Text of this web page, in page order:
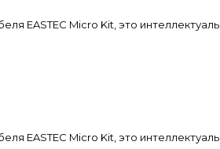
EASTEC Micro Kit, это интеллектуаль..
EASTEC Micro Kit, это интеллектуаль..